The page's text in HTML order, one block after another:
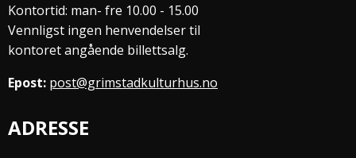
Kontortid: man- fre 10.00 - 15.00
Vennligst ingen henvendelser til
kontoret angående billettsalg.
Epost: post@grimstadkulturhus.no
ADRESSE